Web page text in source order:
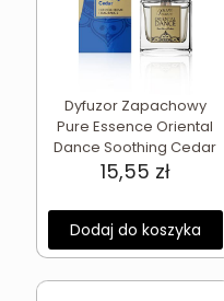
Dyfuzor Zapachowy
Pure Essence Oriental
Dance Soothing Cedar
15,55 zł
Dodaj do koszyka